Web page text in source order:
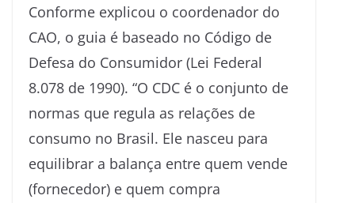
Conforme explicou o coordenador do
CAO, o guia é baseado no Código de
Defesa do Consumidor (Lei Federal
8.078 de 1990). “O CDC é o conjunto de
normas que regula as relações de
consumo no Brasil. Ele nasceu para
equilibrar a balança entre quem vende
(fornecedor) e quem compra